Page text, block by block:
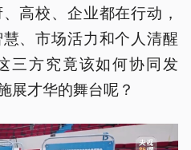
高校、企业都在行动，
、市场活力和个人清醒
三方究竟该如何协同发
展才华的舞台呢？